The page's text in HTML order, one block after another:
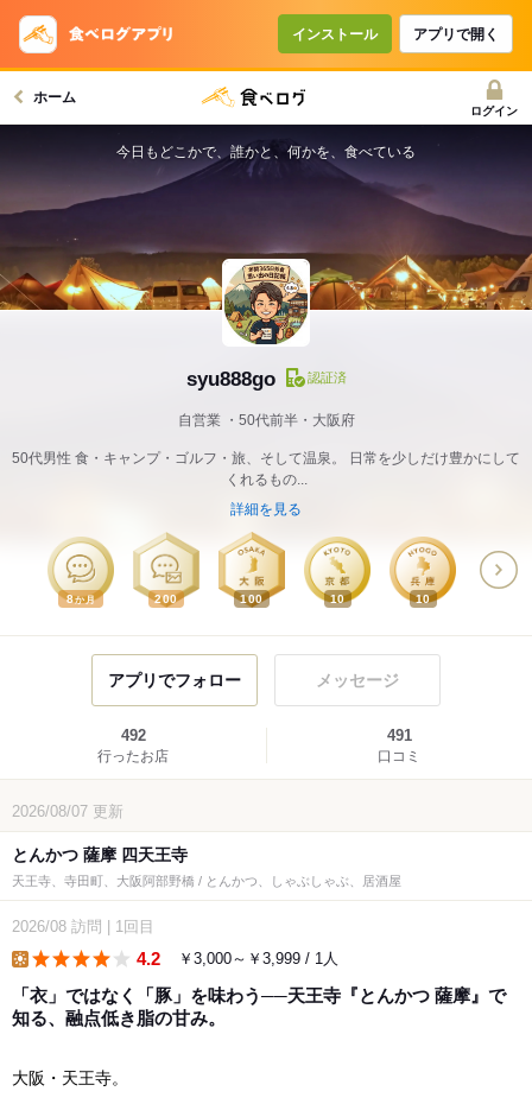
インストール アプリで開く
ホーム
ログイン
syu888go 認証済
自営業 50代前半・大阪府
50代男性 食・キャンプ・ゴルフ・旅、そして温泉。 日常を少しだけ豊かにして
くれるもの...
詳細を見る
8か月 200 100 10 10
今日もどこかで、誰かと、何かを、食べている
アプリでフォロー メッセージ
492
行ったお店
491
口コミ
2026/08/07 更新
とんかつ 薩摩 四天王寺
天王寺、寺田町、大阪阿部野橋 / とんかつ、しゃぶしゃぶ、居酒屋
2026/08 訪問 1回目
4.2 ￥3,000～￥3,999 / 1人
「衣」ではなく「豚」を味わう──天王寺『とんかつ 薩摩』で
知る、融点低き脂の甘み。
大阪・天王寺。